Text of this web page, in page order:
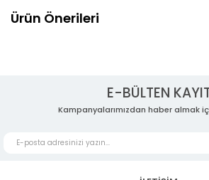
Ürün Önerileri
E-BÜLTEN
Kampanyalarımızdan haber almak